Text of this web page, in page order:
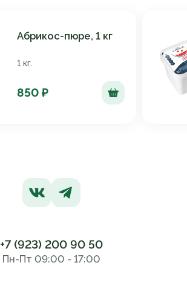
Абрикос-пюре, 1 кг
1 кг.
850 ₽
+7 (923) 200 90 50
Пн-Пт 09:00 - 17:00